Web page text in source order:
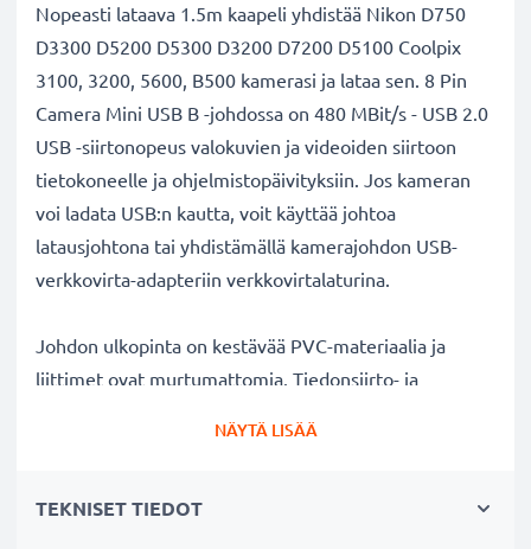
Nopeasti lataava 1.5m kaapeli yhdistää Nikon D750
D3300 D5200 D5300 D3200 D7200 D5100 Coolpix
3100, 3200, 5600, B500 kamerasi ja lataa sen. 8 Pin
Camera Mini USB B -johdossa on 480 MBit/s - USB 2.0
USB -siirtonopeus valokuvien ja videoiden siirtoon
tietokoneelle ja ohjelmistopäivityksiin. Jos kameran
voi ladata USB:n kautta, voit käyttää johtoa
latausjohtona tai yhdistämällä kamerajohdon USB-
verkkovirta-adapteriin verkkovirtalaturina.
Johdon ulkopinta on kestävää PVC-materiaalia ja
liittimet ovat murtumattomia. Tiedonsiirto- ja
varajohtona kameralaukkuun.
NÄYTÄ LISÄÄ
TEKNISET TIEDOT